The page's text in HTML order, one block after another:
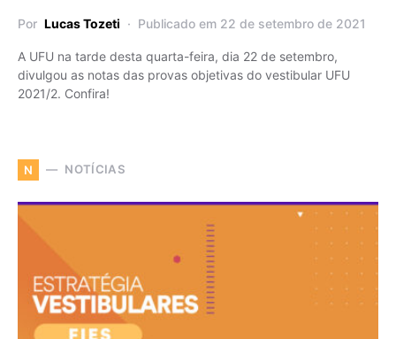
Por Lucas Tozeti Publicado em 22 de setembro de 2021
A UFU na tarde desta quarta-feira, dia 22 de setembro,
divulgou as notas das provas objetivas do vestibular UFU
2021/2. Confira!
N NOTÍCIAS